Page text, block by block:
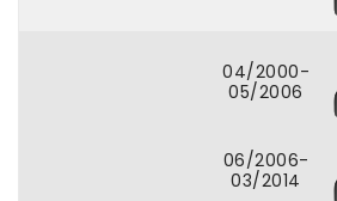
04/2000-
05/2006
06/2006-
03/2014